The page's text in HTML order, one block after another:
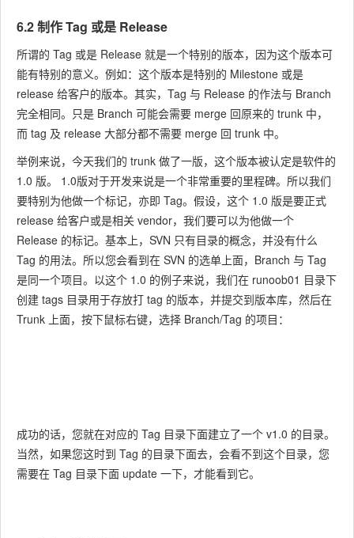
6.2 制作 Tag 或是 Release
所谓的 Tag 或是 Release 就是一个特别的版本，因为这个版本可
能有特别的意义。例如：这个版本是特别的 Milestone 或是
release 给客户的版本。其实，Tag 与 Release 的作法与 Branch
完全相同。只是 Branch 可能会需要 merge 回原来的 trunk 中，
而 tag 及 release 大部分都不需要 merge 回 trunk 中。
举例来说，今天我们的 trunk 做了一版，这个版本被认定是软件的
1.0 版。 1.0版对于开发来说是一个非常重要的里程碑。所以我们
要特别为他做一个标记，亦即 Tag。假设，这个 1.0 版是要正式
release 给客户或是相关 vendor，我们要可以为他做一个
Release 的标记。基本上，SVN 只有目录的概念，并没有什么
Tag 的用法。所以您会看到在 SVN 的选单上面，Branch 与 Tag
是同一个项目。以这个 1.0 的例子来说，我们在 runoob01 目录下
创建 tags 目录用于存放打 tag 的版本，并提交到版本库，然后在
Trunk 上面，按下鼠标右键，选择 Branch/Tag 的项目：
成功的话，您就在对应的 Tag 目录下面建立了一个 v1.0 的目录。
当然，如果您这时到 Tag 的目录下面去，会看不到这个目录，您
需要在 Tag 目录下面 update 一下，才能看到它。